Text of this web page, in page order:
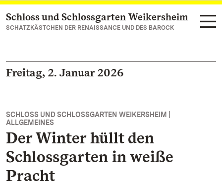
Zum Hauptinhalt springen
Schloss und Schlossgarten Weikersheim
SCHATZKÄSTCHEN DER RENAISSANCE UND DES BAROCK
Freitag, 2. Januar 2026
SCHLOSS UND SCHLOSSGARTEN WEIKERSHEIM |
ALLGEMEINES
Der Winter hüllt den
Schlossgarten in weiße
Pracht